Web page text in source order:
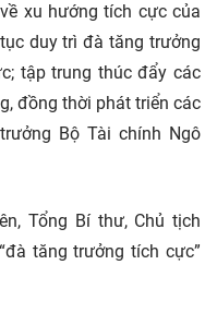
xu hướng tích cực của
duy trì đà tăng trưởng
tập trung thúc đẩy các
đồng thời phát triển các
Bộ Tài chính Ngô
Tổng Bí thư, Chủ tịch
tăng trưởng tích cực”